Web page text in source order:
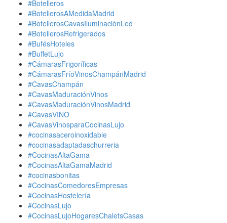
#Botelleros
#BotellerosAMedidaMadrid
#BotellerosCavasIluminaciónLed
#BotellerosRefrigerados
#BufésHoteles
#BuffetLujo
#CámarasFrigoríficas
#CámarasFríoVinosChampánMadrid
#CavasChampán
#CavasMaduraciónVinos
#CavasMaduraciónVinosMadrid
#CavasVINO
#CavasVinosparaCocinasLujo
#cocinasaceroinoxidable
#cocinasadaptadaschurreria
#CocinasAltaGama
#CocinasAltaGamaMadrid
#cocinasbonitas
#CocinasComedoresEmpresas
#CocinasHostelería
#CocinasLujo
#CocinasLujoHogaresChaletsCasas